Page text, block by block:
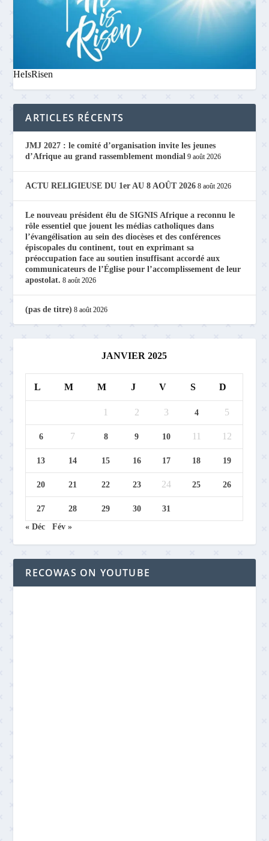
HeIsRisen
ARTICLES RÉCENTS
JMJ 2027 : le comité d’organisation invite les jeunes
d’Afrique au grand rassemblement mondial 9 août 2026
ACTU RELIGIEUSE DU 1er AU 8 AOÛT 2026 8 août 2026
Le nouveau président élu de SIGNIS Afrique a reconnu le
rôle essentiel que jouent les médias catholiques dans
l’évangélisation au sein des diocèses et des conférences
épiscopales du continent, tout en exprimant sa
préoccupation face au soutien insuffisant accordé aux
communicateurs de l’Église pour l’accomplissement de leur
apostolat. 8 août 2026
(pas de titre) 8 août 2026
JANVIER 2025
L M M J V S D
1 2 3 4 5
6 7 8 9 10 11 12
13 14 15 16 17 18 19
20 21 22 23 24 25 26
27 28 29 30
31
« Déc
Fév »
RECOWAS ON YOUTUBE